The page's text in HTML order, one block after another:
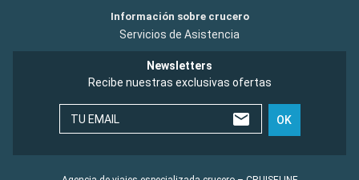
Información sobre crucero
Servicios de Asistencia
Newsletters
Recibe nuestras exclusivas ofertas
TU EMAIL OK